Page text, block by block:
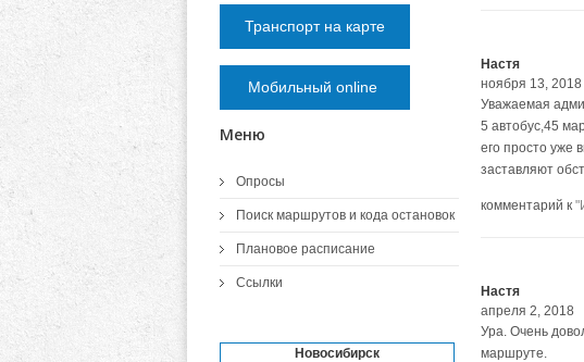
Настя
ноября 13, 2018
Уважаемая
5 автобус,45
его просто уже
заставляют
комментарий к
Настя
апреля 2, 2018
Ура. Очень
маршруте.
Транспорт на карте
Мобильный online
Меню
Опросы
Поиск маршрутов и кода остановок
Плановое расписание
Ссылки
Новосибирск